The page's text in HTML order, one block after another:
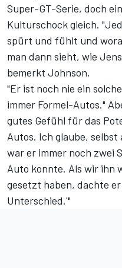
Super-GT-Serie, doch
Kulturschock gleich.
spürt und fühlt und
man dann sieht, wie
bemerkt Johnson.
"Er ist noch nie ein
immer Formel-Autos."
gutes Gefühl für das
Autos. Ich glaube,
war er immer noch zwei
Auto konnte. Als wir ihn
gesetzt haben, dachte
Unterschied.'"